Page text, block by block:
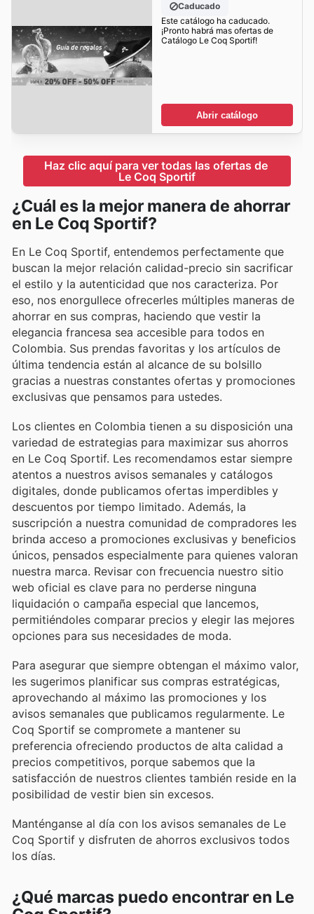
Caducado
Este catálogo ha caducado.
¡Pronto habrá mas ofertas de
Catálogo Le Coq Sportif!
Abrir catálogo
Haz clic aquí para ver todas las ofertas de
Le Coq Sportif
¿Cuál es la mejor manera de ahorrar
en Le Coq Sportif?
En Le Coq Sportif, entendemos perfectamente que
buscan la mejor relación calidad-precio sin sacrificar
el estilo y la autenticidad que nos caracteriza. Por
eso, nos enorgullece ofrecerles múltiples maneras de
ahorrar en sus compras, haciendo que vestir la
elegancia francesa sea accesible para todos en
Colombia. Sus prendas favoritas y los artículos de
última tendencia están al alcance de su bolsillo
gracias a nuestras constantes ofertas y promociones
exclusivas que pensamos para ustedes.
Los clientes en Colombia tienen a su disposición una
variedad de estrategias para maximizar sus ahorros
en Le Coq Sportif. Les recomendamos estar siempre
atentos a nuestros avisos semanales y catálogos
digitales, donde publicamos ofertas imperdibles y
descuentos por tiempo limitado. Además, la
suscripción a nuestra comunidad de compradores les
brinda acceso a promociones exclusivas y beneficios
únicos, pensados especialmente para quienes valoran
nuestra marca. Revisar con frecuencia nuestro sitio
web oficial es clave para no perderse ninguna
liquidación o campaña especial que lancemos,
permitiéndoles comparar precios y elegir las mejores
opciones para sus necesidades de moda.
Para asegurar que siempre obtengan el máximo valor,
les sugerimos planificar sus compras estratégicas,
aprovechando al máximo las promociones y los
avisos semanales que publicamos regularmente. Le
Coq Sportif se compromete a mantener su
preferencia ofreciendo productos de alta calidad a
precios competitivos, porque sabemos que la
satisfacción de nuestros clientes también reside en la
posibilidad de vestir bien sin excesos.
Manténganse al día con los avisos semanales de Le
Coq Sportif y disfruten de ahorros exclusivos todos
los días.
¿Qué marcas puedo encontrar en Le